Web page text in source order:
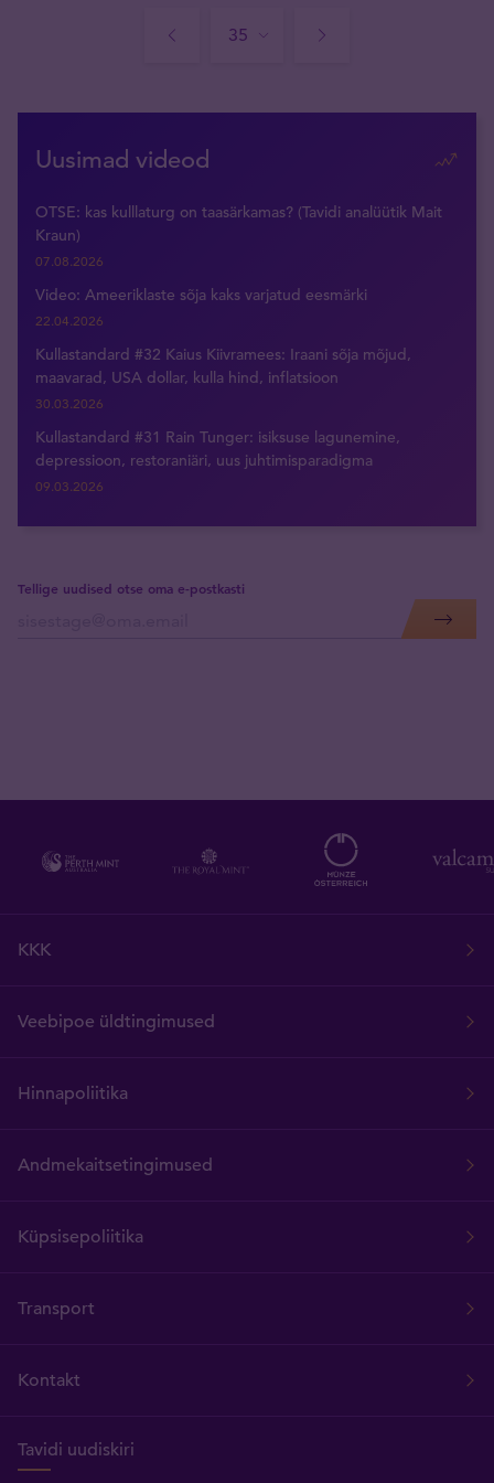
Uusimad videod
OTSE: kas kulllaturg on taasärkamas? (Tavidi analüütik Mait
Kraun)
07.08.2026
Video: Ameeriklaste sõja kaks varjatud eesmärki
22.04.2026
Kullastandard #32 Kaius Kiivramees: Iraani sõja mõjud,
maavarad, USA dollar, kulla hind, inflatsioon
30.03.2026
Kullastandard #31 Rain Tunger: isiksuse lagunemine,
depressioon, restoraniäri, uus juhtimisparadigma
09.03.2026
Tellige uudised otse oma e-postkasti
KKK
Veebipoe üldtingimused
Hinnapoliitika
Andmekaitsetingimused
Küpsisepoliitika
Transport
Kontakt
Tavidi uudiskiri